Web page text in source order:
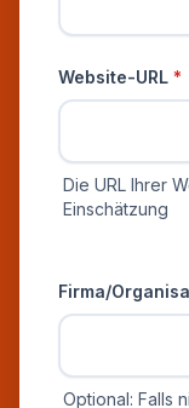
Website-URL *
Die URL Ihrer
Einschätzung
Firma/
Optional: Falls